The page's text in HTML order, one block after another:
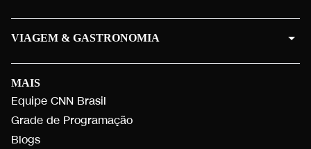
MAIS
Equipe CNN Brasil
Grade de Programação
Blogs
VIAGEM & GASTRONOMIA